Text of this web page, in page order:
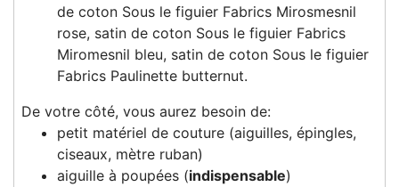
de coton Sous le figuier Fabrics Mirosmesnil
rose, satin de coton Sous le figuier Fabrics
Miromesnil bleu, satin de coton Sous le figuier
Fabrics Paulinette butternut.
De votre côté, vous aurez besoin de:
petit matériel de couture (aiguilles, épingles,
ciseaux, mètre ruban)
aiguille à poupées (indispensable)